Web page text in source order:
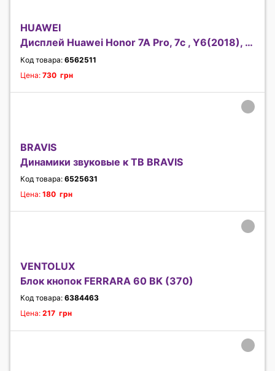
HUAWEI
Дисплей Huawei Honor 7A Pro, 7c , Y6(2018), Y6 Pr
Код товара: 6562511
Цена: 730 грн
BRAVIS
Динамики звуковые к ТВ BRAVIS
Код товара: 6525631
Цена: 180 грн
VENTOLUX
Блок кнопок FERRARA 60 BK (370)
Код товара: 6384463
Цена: 217 грн